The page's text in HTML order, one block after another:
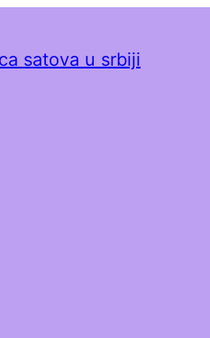
satova u srbiji